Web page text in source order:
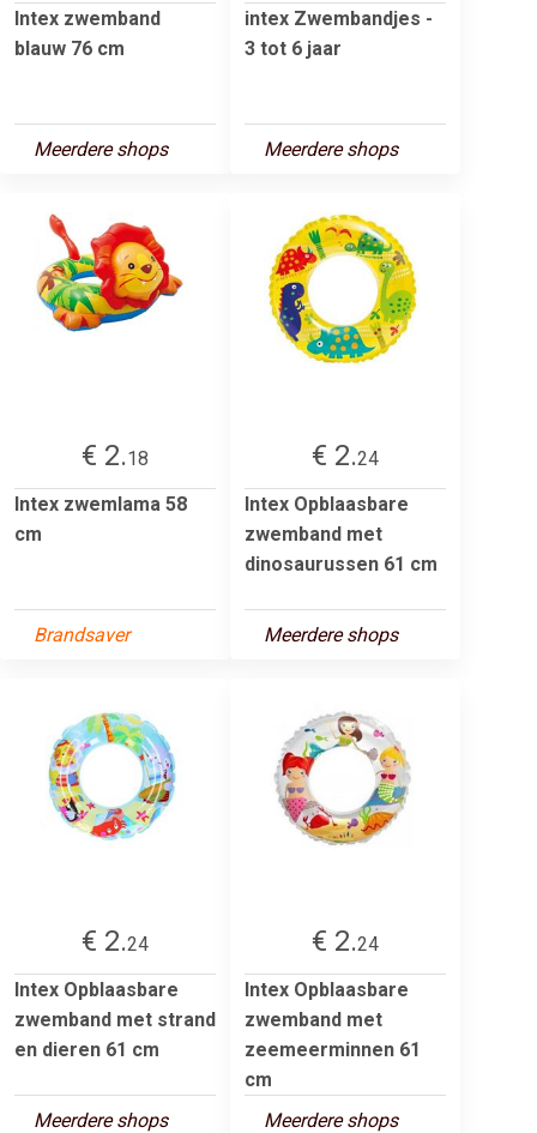
Intex zwemband
blauw 76 cm
Meerdere shops
intex Zwembandjes -
3 tot 6 jaar
Meerdere shops
€ 2.18
Intex zwemlama 58
cm
Brandsaver
€ 2.24
Intex Opblaasbare
zwemband met
dinosaurussen 61 cm
Meerdere shops
€ 2.24
Intex Opblaasbare
zwemband met strand
en dieren 61 cm
Meerdere shops
€ 2.24
Intex Opblaasbare
zwemband met
zeemeerminnen 61
cm
Meerdere shops